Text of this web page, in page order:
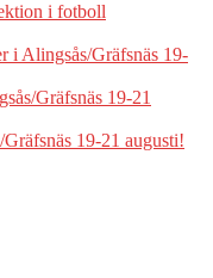
i fotboll
i Alingsås/Gräfsnäs 19-
Gräfsnäs 19-21
19-21 augusti!